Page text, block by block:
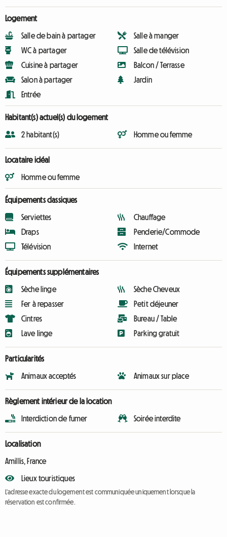
Logement
Salle de bain à partager
WC à partager
Cuisine à partager
Salon à partager
Entrée
Salle à manger
Salle de télévision
Balcon / Terrasse
Jardin
Habitant(s) actuel(s) du logement
2 habitant(s) Homme ou femme
Locataire idéal
Homme ou femme
Équipements classiques
Serviettes
Draps
Télévision
Chauffage
Penderie/Commode
Internet
Équipements supplémentaires
Sèche linge
Fer à repasser
Cintres
Lave linge
Sèche Cheveux
Petit déjeuner
Bureau / Table
Parking gratuit
Particularités
Animaux acceptés Animaux sur place
Règlement intérieur de la location
Interdiction de fumer Soirée interdite
Localisation
Amillis, France
Lieux touristiques
L'adresse exacte du logement est communiquée uniquement lorsque la
réservation est confirmée.